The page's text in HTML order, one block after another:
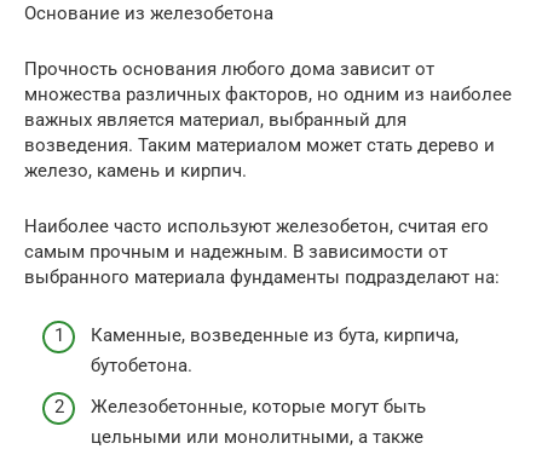
Основание из железобетона
Прочность основания любого дома зависит от
множества различных факторов, но одним из наиболее
важных является материал, выбранный для
возведения. Таким материалом может стать дерево и
железо, камень и кирпич.
Наиболее часто используют железобетон, считая его
самым прочным и надежным. В зависимости от
выбранного материала фундаменты подразделают на:
Каменные, возведенные из бута, кирпича,
бутобетона.
Железобетонные, которые могут быть
цельными или монолитными, а также